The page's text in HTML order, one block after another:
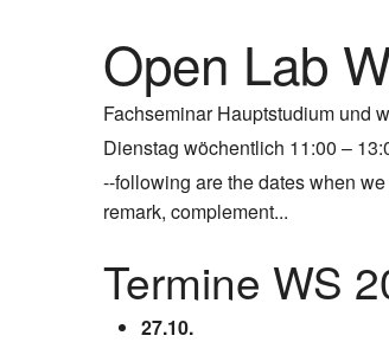
Open Lab
Fachseminar Hauptstudium und
Dienstag wöchentlich 11:00 –
--following are the dates when
remark, complement...
Termine WS
27.10.